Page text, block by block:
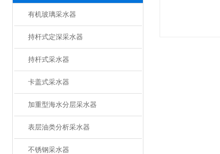
有机玻璃采水器
持杆式定深采水器
持杆式采水器
卡盖式采水器
加重型海水分层采水器
表层油类分析采水器
不锈钢采水器